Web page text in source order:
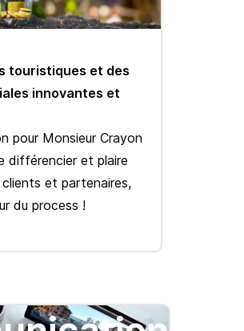
touristiques et des
innovantes et
pour Monsieur Crayon
différencier et plaire
et partenaires,
du process !